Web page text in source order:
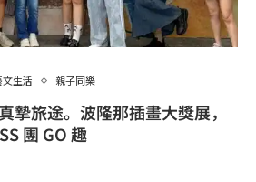
文生活 親子同樂
摯旅途。波隆那插畫大獎展，
團 GO 趣